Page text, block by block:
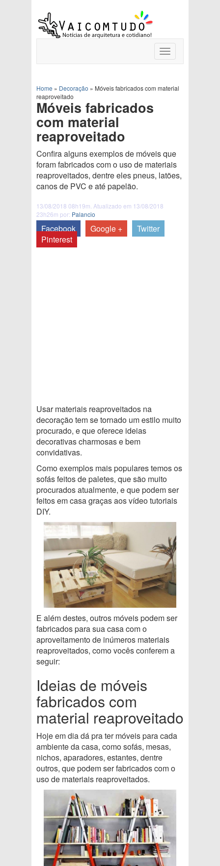
Toggle
navigation
Home » Decoração » Móveis fabricados com material
reaproveitado
Móveis fabricados
com material
reaproveitado
Confira alguns exemplos de móveis que
foram fabricados com o uso de materiais
reaproveitados, dentre eles pneus, latões,
canos de PVC e até papelão.
13/08/2018 08h19m. Atualizado em 13/08/2018
23h26m por: Palancio
Facebook Google +
Twitter
Pinterest
Usar materiais reaproveitados na
decoração tem se tornado um estilo muito
procurado, e que oferece ideias
decorativas charmosas e bem
convidativas.
Como exemplos mais populares temos os
sofás feitos de paletes, que são muito
procurados atualmente, e que podem ser
feitos em casa graças aos vídeo tutoriais
DIY.
E além destes, outros móveis podem ser
fabricados para sua casa com o
aproveitamento de inúmeros materiais
reaproveitados, como vocês conferem a
seguir:
Ideias de móveis
fabricados com
material reaproveitado
Hoje em dia dá pra ter móveis para cada
ambiente da casa, como sofás, mesas,
nichos, aparadores, estantes, dentre
outros, que podem ser fabricados com o
uso de materiais reaproveitados.